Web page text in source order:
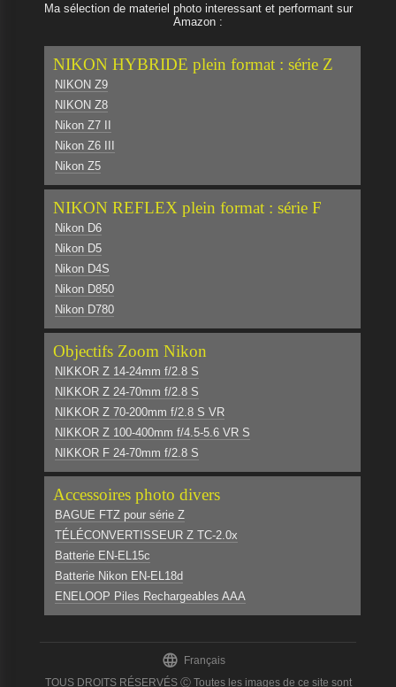
Ma sélection de materiel photo interessant et performant sur
Amazon :
NIKON HYBRIDE plein format : série Z
NIKON Z9
NIKON Z8
Nikon Z7 II
Nikon Z6 III
Nikon Z5
NIKON REFLEX plein format : série F
Nikon D6
Nikon D5
Nikon D4S
Nikon D850
Nikon D780
Objectifs Zoom Nikon
NIKKOR Z 14-24mm f/2.8 S
NIKKOR Z 24-70mm f/2.8 S
NIKKOR Z 70-200mm f/2.8 S VR
NIKKOR Z 100-400mm f/4.5-5.6 VR S
NIKKOR F 24-70mm f/2.8 S
Accessoires photo divers
BAGUE FTZ pour série Z
TÉLÉCONVERTISSEUR Z TC-2.0x
Batterie EN-EL15c
Batterie Nikon EN-EL18d
ENELOOP Piles Rechargeables AAA
 Français
TOUS DROITS RÉSERVÉS Ⓒ Toutes les images de ce site sont